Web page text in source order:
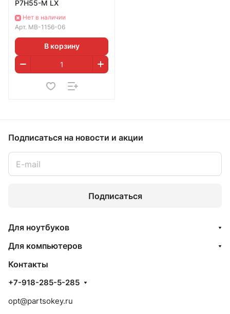
P7H55-M LX
Нет в наличии
Арт. MB-1156-06
В корзину
Подписаться на новости и акции
Подписаться
Для ноутбуков
Для компьютеров
Контакты
+7-918-285-5-285
opt@partsokey.ru